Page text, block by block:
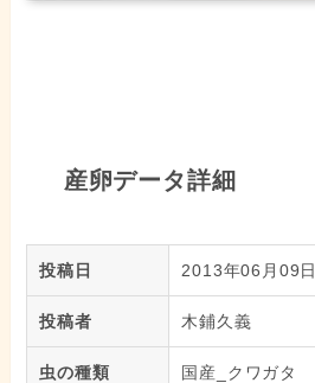
産卵データ詳細
投稿日 2013年06月09日
投稿者 木鋪久義
虫の種類 国産_クワガタ